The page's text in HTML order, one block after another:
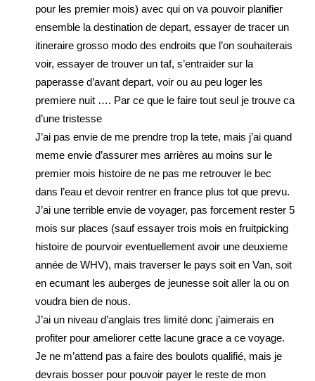
pour les premier mois) avec qui on va pouvoir planifier
ensemble la destination de depart, essayer de tracer un
itineraire grosso modo des endroits que l’on souhaiterais
voir, essayer de trouver un taf, s’entraider sur la
paperasse d’avant depart, voir ou au peu loger les
premiere nuit …. Par ce que le faire tout seul je trouve ca
d’une tristesse
J’ai pas envie de me prendre trop la tete, mais j’ai quand
meme envie d’assurer mes arrières au moins sur le
premier mois histoire de ne pas me retrouver le bec
dans l’eau et devoir rentrer en france plus tot que prevu.
J’ai une terrible envie de voyager, pas forcement rester 5
mois sur places (sauf essayer trois mois en fruitpicking
histoire de pourvoir eventuellement avoir une deuxieme
année de WHV), mais traverser le pays soit en Van, soit
en ecumant les auberges de jeunesse soit aller la ou on
voudra bien de nous.
J’ai un niveau d’anglais tres limité donc j’aimerais en
profiter pour ameliorer cette lacune grace a ce voyage.
Je ne m’attend pas a faire des boulots qualifié, mais je
devrais bosser pour pouvoir payer le reste de mon